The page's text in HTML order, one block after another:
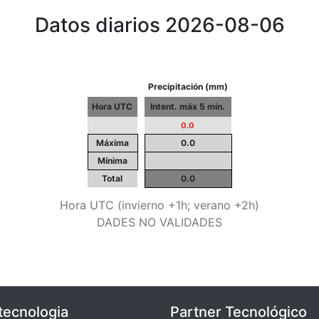
Datos diarios 2026-08-06
Hora UTC (invierno +1h; verano +2h)
DADES NO VALIDADES
Precipitación (mm)
Hora UTC
Intent. máx 5 min.
0.0
Máxima
0.0
Mínima
Total
0.0
Partner Tecnológico